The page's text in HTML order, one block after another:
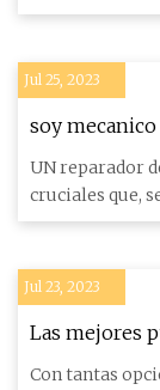
experto dice
Jul 25, 2023
soy mecanico
UN reparador
cruciales que,
temperatur
Jul 23, 2023
Las mejores
2023
Con tantas